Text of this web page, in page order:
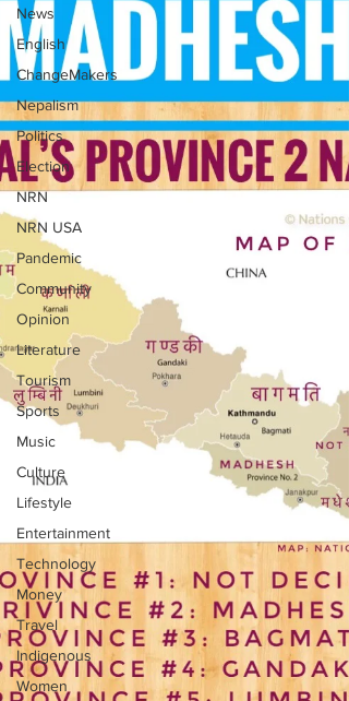
News
English
ChangeMakers
Nepalism
Politics
Election
NRN
NRN USA
Pandemic
Community
Opinion
Literature
Tourism
Sports
Music
Culture
Lifestyle
Entertainment
Technology
Money
Travel
Indigenous
Women